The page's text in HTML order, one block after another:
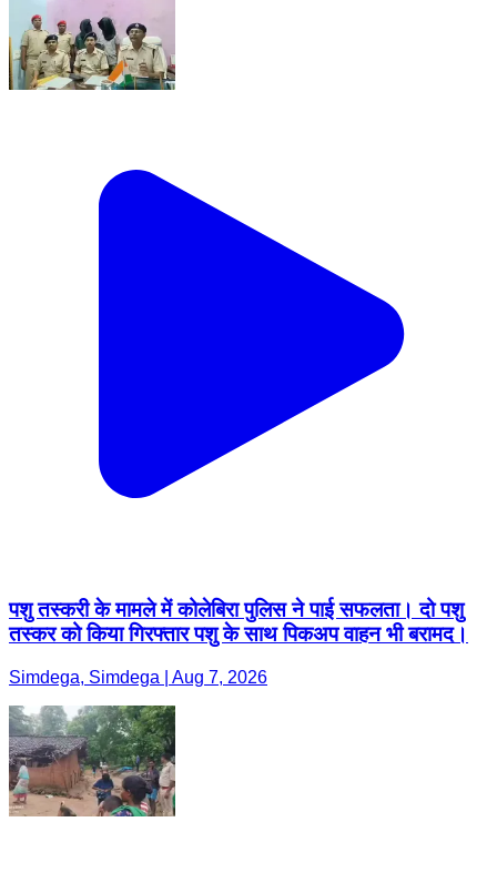
पशु तस्करी के मामले में कोलेबिरा पुलिस ने पाई सफलता। दो पशु
तस्कर को किया गिरफ्तार पशु के साथ पिकअप वाहन भी बरामद।
Simdega, Simdega | Aug 7, 2026